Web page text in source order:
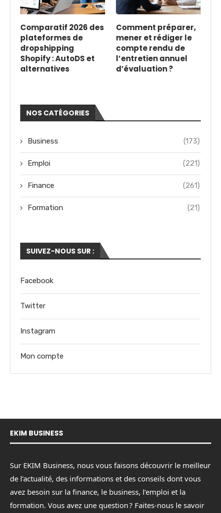
Comparatif 2026 des
plateformes de
dropshipping
Shopify : AutoDS et
alternatives
Comment préparer,
mener et rédiger le
compte rendu de
l’entretien annuel
d’évaluation ?
NOS CATÉGORIES
Business (173)
Emploi (221)
Finance (261)
Formation (21)
SUIVEZ-NOUS SUR :
Facebook
Twitter
Instagram
Mon compte
EKIM BUSINESS
Sur EKIM Business, nous vous faisons découvrir le meilleur
de l’actualité, des informations et des conseils dont vous
avez besoin sur la finance, le business, l’emploi et la
formation. Vous avez une question ? Faites-nous le savoir